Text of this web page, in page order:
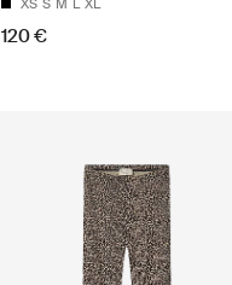
XS S M L XL
120 €